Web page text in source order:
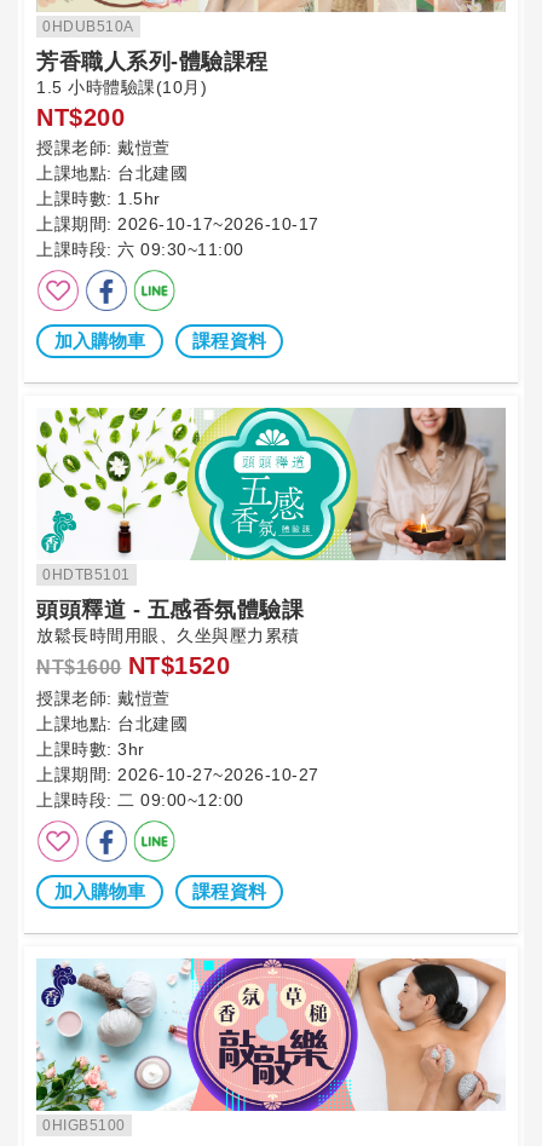
0HDUB510A
芳香職人系列-體驗課程
1.5 小時體驗課(10月)
NT$200
授課老師: 戴愷萱
上課地點: 台北建國
上課時數: 1.5hr
上課期間: 2026-10-17~2026-10-17
上課時段: 六 09:30~11:00
加入購物車 課程資料
0HDTB5101
頭頭釋道 - 五感香氛體驗課
放鬆長時間用眼、久坐與壓力累積
NT$1600 NT$1520
授課老師: 戴愷萱
上課地點: 台北建國
上課時數: 3hr
上課期間: 2026-10-27~2026-10-27
上課時段: 二 09:00~12:00
加入購物車 課程資料
0HIGB5100